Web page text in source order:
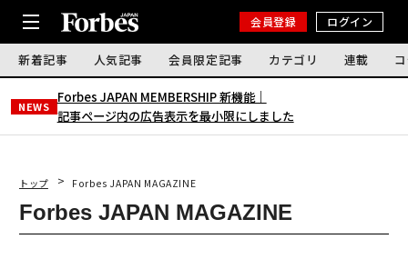
会員登録 ログイン
新着記事 人気記事 会員限定記事 カテゴリ 連載
NEWS
Forbes JAPAN MEMBERSHIP 新機能｜
記事ページ内の広告表示を最小限にしました
トップ Forbes JAPAN MAGAZINE
Forbes JAPAN MAGAZINE